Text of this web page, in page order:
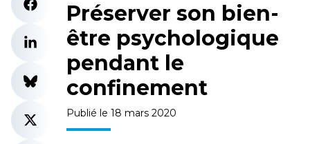
Préserver son bien-
être psychologique
pendant le
confinement
Publié le 18 mars 2020